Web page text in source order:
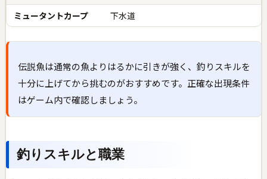
ミュータントカープ 下水道
伝説魚は通常の魚よりはるかに引きが強く、釣りスキルを
十分に上げてから挑むのがおすすめです。正確な出現条件
はゲーム内で確認しましょう。
釣りスキルと職業